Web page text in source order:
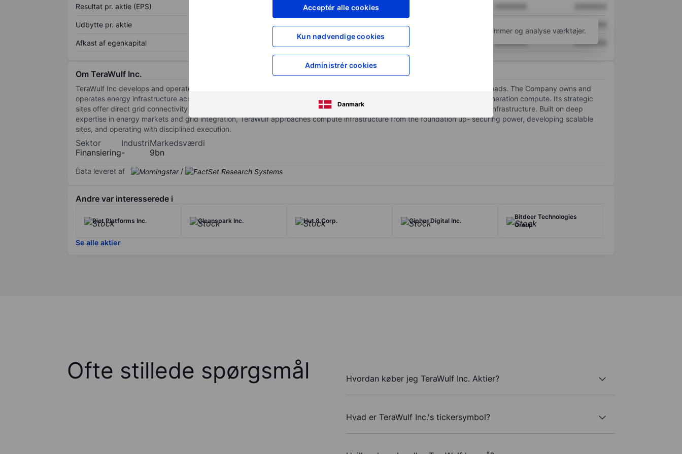
Acceptér alle cookies
Kun nødvendige cookies
Administrér cookies
Danmark
Resultat pr. aktie (EPS) XXXXXXX
Udbytte pr. aktie XXXXXXX
Afkast af egenkapital XXXXXXX XXXXXXX XXXXXXX
for at få adgang til flere diagrammer og analyse værktøjer.
Om TeraWulf Inc.
TeraWulf Inc develops and operates large-scale digital infrastructure designed for AI and high-performance computing workloads. The Company owns and
operates energy infrastructure across key U.S. power markets, providing large-scale, contiguous power capacity for next-generation compute. Its strategic
sites offer direct grid connectivity and, in select locations, integrated generation, creating a foundation for scalable compute infrastructure. Built on deep
expertise in energy markets and grid integration, TeraWulf approaches compute infrastructure from the foundation up- securing power, developing scalable
sites, and operating with disciplined execution.
Sektor
Finansiering
Industri
-
Markedsværdi
9bn
Data leveret af /
Andre var interesserede i
Riot Platforms Inc. Cleanspark Inc. Hut 8 Corp. Cipher Digital Inc.
Bitdeer Technologies
Group
Se alle aktier
Ofte stillede spørgsmål Hvordan køber jeg TeraWulf Inc. Aktier?
Hvad er TeraWulf Inc.'s tickersymbol?